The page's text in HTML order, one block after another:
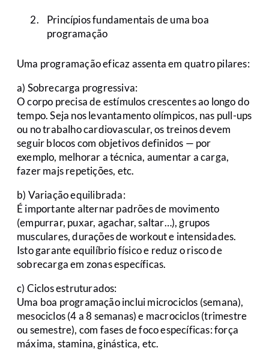
Princípios fundamentais de uma boa
programação
Uma programação eficaz assenta em quatro pilares:
a) Sobrecarga progressiva:
O corpo precisa de estímulos crescentes ao longo do
tempo. Seja nos levantamento olímpicos, nas pull-ups
ou no trabalho cardiovascular, os treinos devem
seguir blocos com objetivos definidos — por
exemplo, melhorar a técnica, aumentar a carga,
fazer majs repetições, etc.
b) Variação equilibrada:
É importante alternar padrões de movimento
(empurrar, puxar, agachar, saltar…), grupos
musculares, durações de workout e intensidades.
Isto garante equilíbrio físico e reduz o risco de
sobrecarga em zonas específicas.
c) Ciclos estruturados:
Uma boa programação inclui microciclos (semana),
mesociclos (4 a 8 semanas) e macrociclos (trimestre
ou semestre), com fases de foco específicas: força
máxima, stamina, ginástica, etc.